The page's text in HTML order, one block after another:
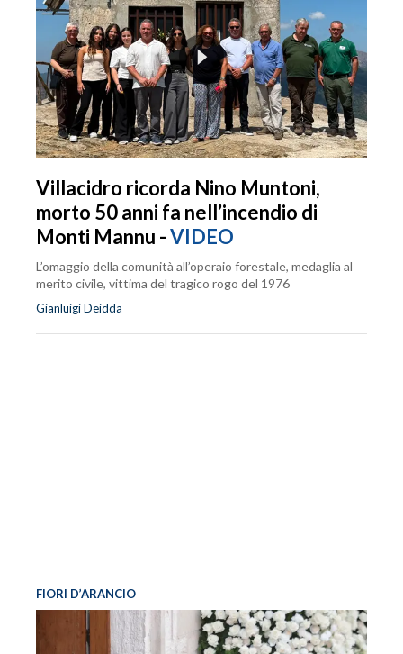
Villacidro ricorda Nino Muntoni,
morto 50 anni fa nell’incendio di
Monti Mannu -VIDEO
L’omaggio della comunità all’operaio forestale, medaglia al
merito civile, vittima del tragico rogo del 1976
Gianluigi Deidda
FIORI D’ARANCIO